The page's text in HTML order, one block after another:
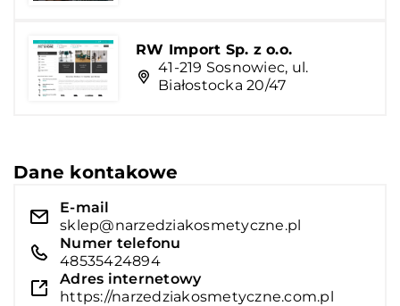
RW Import Sp. z o.o.
41-219 Sosnowiec, ul.
Białostocka 20/47
Dane kontakowe
E-mail
sklep@narzedziakosmetyczne.pl
Numer telefonu
48535424894
Adres internetowy
https://narzedziakosmetyczne.com.pl